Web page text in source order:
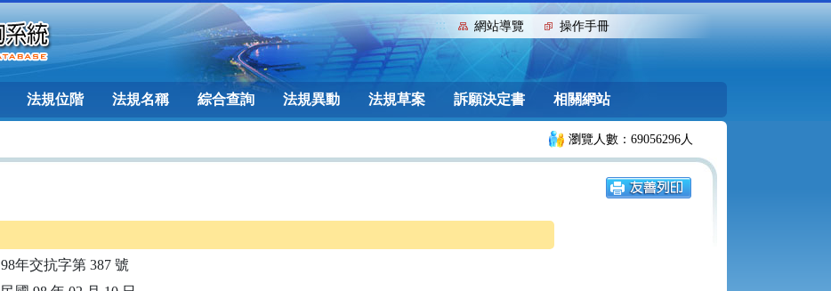
::: 網站導覽 操作手冊
法規位階 法規名稱 綜合查詢 法規異動 法規草案 訴願決定書 相關網站
瀏覽人數：69056296人
98年交抗字第 387 號